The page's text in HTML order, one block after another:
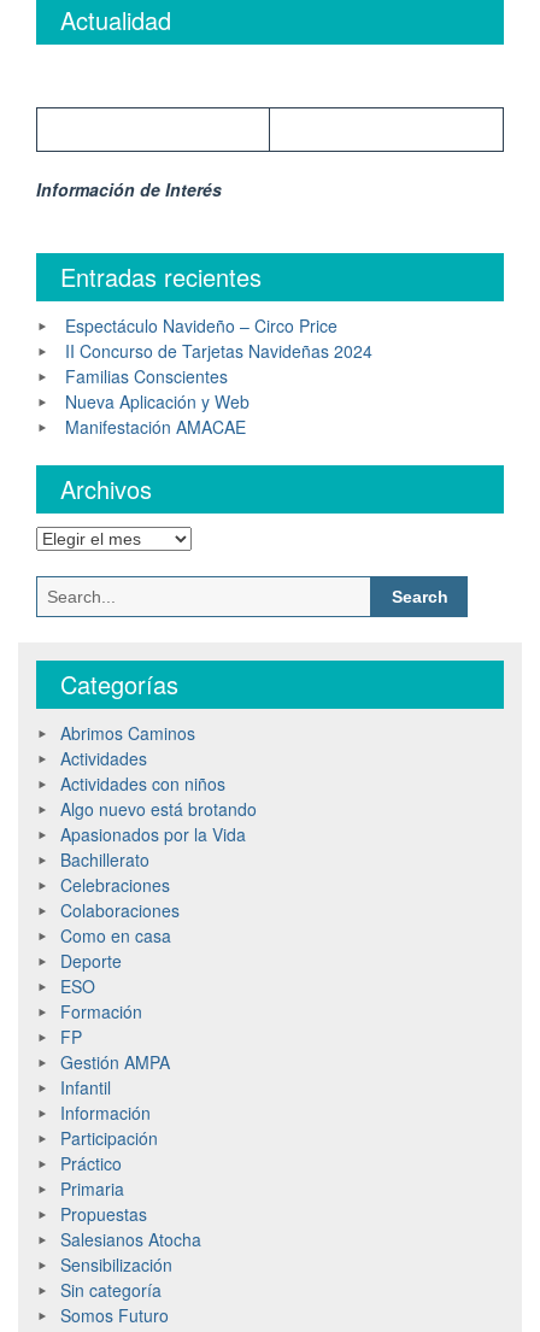
Actualidad
Información de Interés
Entradas recientes
Espectáculo Navideño – Circo Price
II Concurso de Tarjetas Navideñas 2024
Familias Conscientes
Nueva Aplicación y Web
Manifestación AMACAE
Archivos
Archivos
Search
for:
Categorías
Abrimos Caminos
Actividades
Actividades con niños
Algo nuevo está brotando
Apasionados por la Vida
Bachillerato
Celebraciones
Colaboraciones
Como en casa
Deporte
ESO
Formación
FP
Gestión AMPA
Infantil
Información
Participación
Práctico
Primaria
Propuestas
Salesianos Atocha
Sensibilización
Sin categoría
Somos Futuro